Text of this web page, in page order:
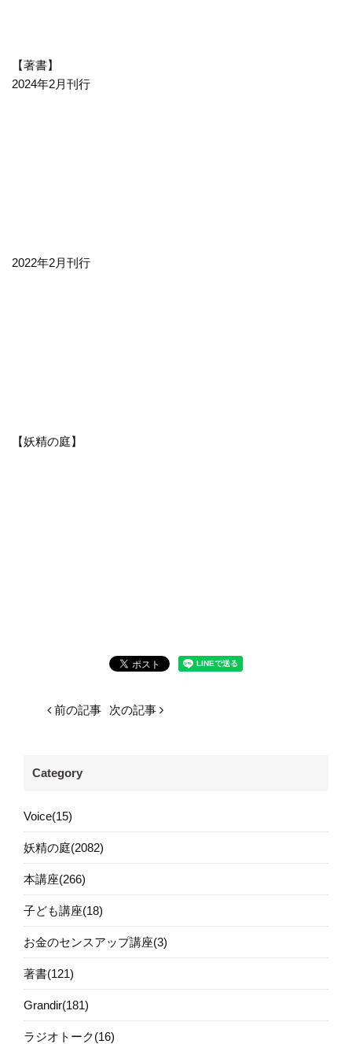
【著書】
2024年2月刊行
2022年2月刊行
【妖精の庭】
前の記事 次の記事
Category
Voice(15)
妖精の庭(2082)
本講座(266)
子ども講座(18)
お金のセンスアップ講座(3)
著書(121)
Grandir(181)
ラジオトーク(16)